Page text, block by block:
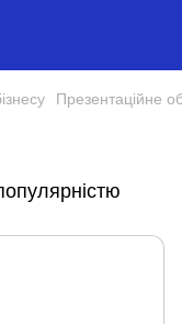
Презентаційне